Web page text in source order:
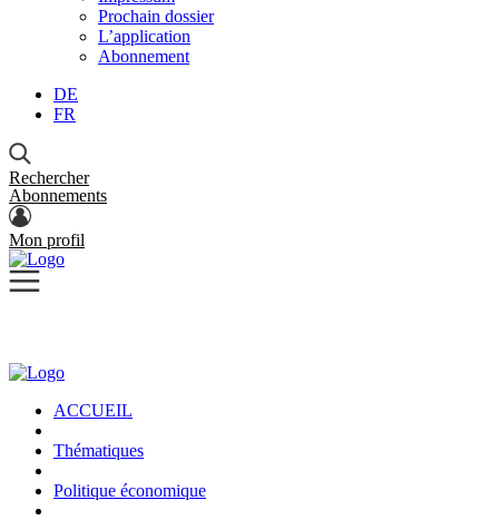
Prochain dossier
L’application
Abonnement
DE
FR
Rechercher
Abonnements
Mon profil
ACCUEIL
Thématiques
Politique économique